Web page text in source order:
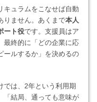
キュラムをこなせば自動
りません。あくまで本人
ート役です。支援員はア
最終的に「どの企業に応
ールするか」を決めるの
では、2年という利用期
「結局、通っても意味が